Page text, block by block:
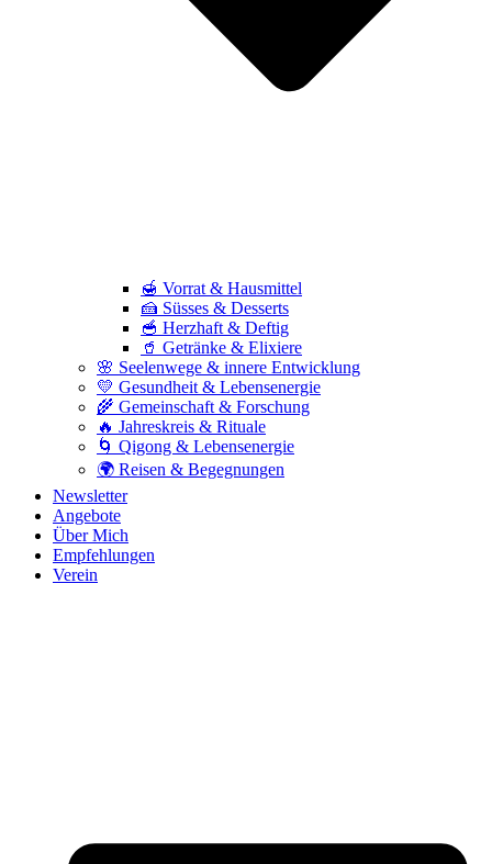
🍯 Vorrat & Hausmittel
🍰 Süsses & Desserts
🥣 Herzhaft & Deftig
🥤 Getränke & Elixiere
🌸 Seelenwege & innere Entwicklung
💛 Gesundheit & Lebensenergie
🌾 Gemeinschaft & Forschung
🔥 Jahreskreis & Rituale
🌀 Qigong & Lebensenergie
🌍 Reisen & Begegnungen
Newsletter
Angebote
Über Mich
Empfehlungen
Verein